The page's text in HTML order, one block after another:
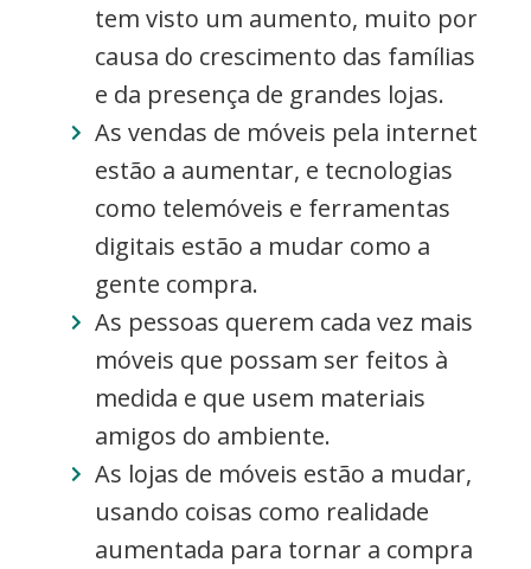
tem visto um aumento, muito por
causa do crescimento das famílias
e da presença de grandes lojas.
As vendas de móveis pela internet
estão a aumentar, e tecnologias
como telemóveis e ferramentas
digitais estão a mudar como a
gente compra.
As pessoas querem cada vez mais
móveis que possam ser feitos à
medida e que usem materiais
amigos do ambiente.
As lojas de móveis estão a mudar,
usando coisas como realidade
aumentada para tornar a compra